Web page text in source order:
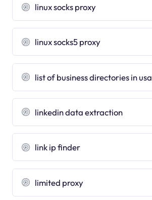
linux socks proxy
linux socks5 proxy
list of business directories in usa
linkedin data extraction
link ip finder
limited proxy